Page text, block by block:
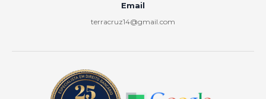
Email
terracruz14@gmail.com